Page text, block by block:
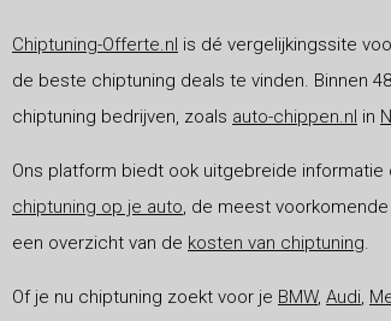
Chiptuning-Offerte.nl is dé vergelijkingssite
de beste chiptuning deals te vinden. Binnen
chiptuning bedrijven, zoals auto-chippen.nl in
Ons platform biedt ook uitgebreide
chiptuning op je auto, de meest voorkomende
een overzicht van de kosten van chiptuning.
Of je nu chiptuning zoekt voor je BMW, Audi,